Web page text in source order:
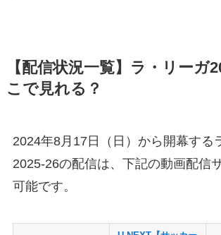
【配信状況一覧】ラ・リーガ
こで見れる？
2024年8月17日（日）から開幕する
2025-26の配信は、下記の動画配信
可能です。